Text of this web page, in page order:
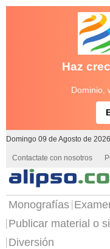
Haz
Dominio,
Domingo 09 de Agosto de 2026
Contactate con nosotros
Monografías
Publicar material o
Diversión